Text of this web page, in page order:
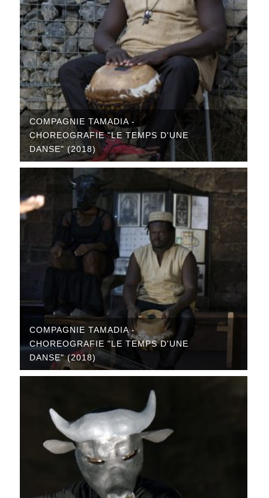
COMPAGNIE TAMADIA -
CHOREOGRAFIE "LE TEMPS D'UNE
DANSE" (2018)
COMPAGNIE TAMADIA -
CHOREOGRAFIE "LE TEMPS D'UNE
DANSE" (2018)